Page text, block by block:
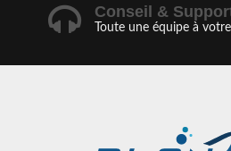
Conseil &
Toute une équipe à